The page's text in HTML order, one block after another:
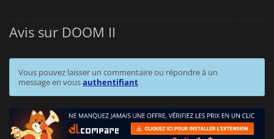
Avis sur DOOM II
Vous pouvez laisser un commentaire ou répondre à un
message en vousauthentifiant